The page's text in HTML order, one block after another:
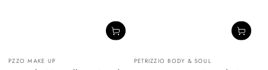
Vendedor:
PZZO MAKE UP Vendedor:
PETRIZZIO BODY & SOUL